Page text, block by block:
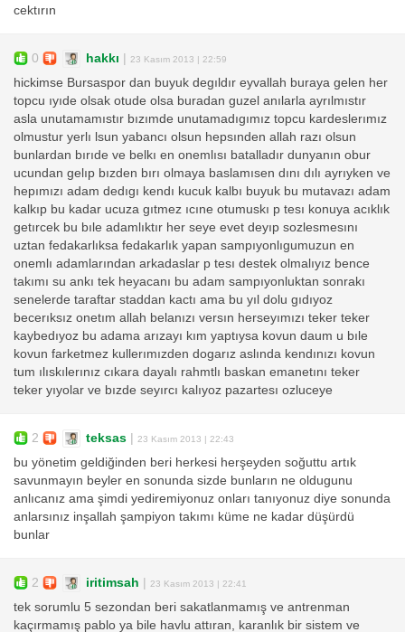
cektırın
0 hakkı | 23 Kasım 2013 | 22:59
hickimse Bursaspor dan buyuk degıldır eyvallah buraya gelen her
topcu ıyıde olsak otude olsa buradan guzel anılarla ayrılmıstır
asla unutamamıstır bızımde unutamadıgımız topcu kardeslerımız
olmustur yerlı lsun yabancı olsun hepsınden allah razı olsun
bunlardan bırıde ve belkı en onemlısı batalladır dunyanın obur
ucundan gelıp bızden bırı olmaya baslamısen dını dılı ayrıyken ve
hepımızı adam dedıgı kendı kucuk kalbı buyuk bu mutavazı adam
kalkıp bu kadar ucuza gıtmez ıcıne otumuskı p tesı konuya acıklık
getırcek bu bıle adamlıktır her seye evet deyıp sozlesmesını
uztan fedakarlıksa fedakarlık yapan sampıyonlıgumuzun en
onemlı adamlarından arkadaslar p tesı destek olmalıyız bence
takımı su ankı tek heyacanı bu adam sampıyonluktan sonrakı
senelerde taraftar staddan kactı ama bu yıl dolu gıdıyoz
becerıksız onetım allah belanızı versın herseyımızı teker teker
kaybedıyoz bu adama arızayı kım yaptıysa kovun daum u bıle
kovun farketmez kullerımızden dogarız aslında kendınızı kovun
tum ılıskılerınız cıkara dayalı rahmtlı baskan emanetını teker
teker yıyolar ve bızde seyırcı kalıyoz pazartesı ozluceye
2 teksas | 23 Kasım 2013 | 22:43
bu yönetim geldiğinden beri herkesi herşeyden soğuttu artık
savunmayın beyler en sonunda sizde bunların ne oldugunu
anlıcanız ama şimdi yediremiyonuz onları tanıyonuz diye sonunda
anlarsınız inşallah şampiyon takımı küme ne kadar düşürdü
bunlar
2 iritimsah | 23 Kasım 2013 | 22:41
tek sorumlu 5 sezondan beri sakatlanmamış ve antrenman
kaçırmamış pablo ya bile havlu attıran, karanlık bir sistem ve